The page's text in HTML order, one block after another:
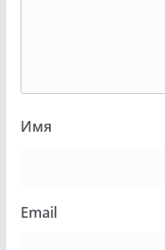
Имя
Email